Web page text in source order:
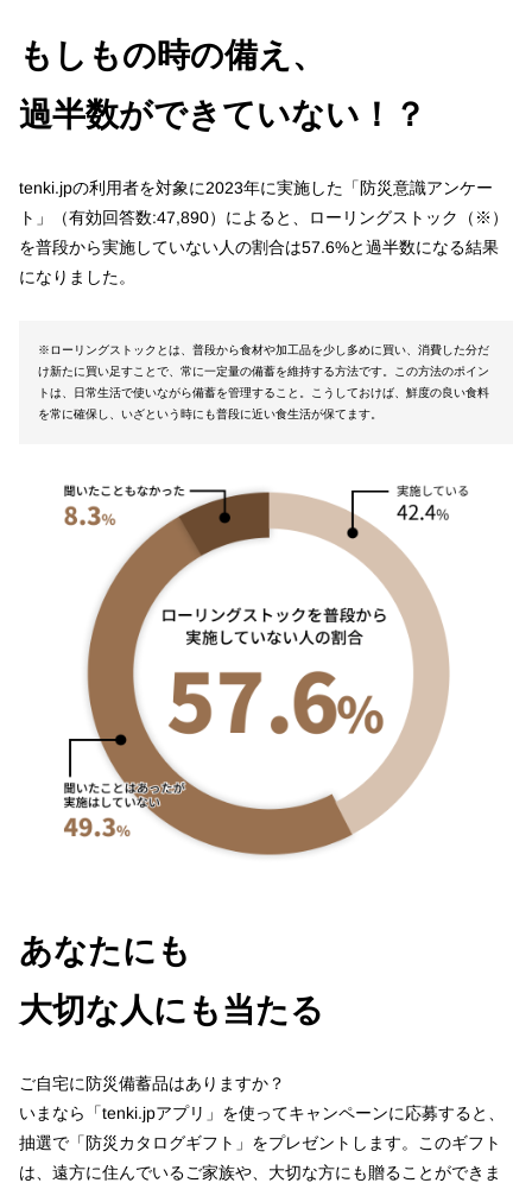
もしもの時の備え、
過半数ができていない！？
tenki.jpの利用者を対象に2023年に実施した「防災意識アンケー
ト」（有効回答数:47,890）によると、ローリングストック（※）
を普段から実施していない人の割合は57.6%と過半数になる結果
になりました。
※ローリングストックとは、普段から食材や加工品を少し多めに買い、消費した分だ
け新たに買い足すことで、常に一定量の備蓄を維持する方法です。この方法のポイン
トは、日常生活で使いながら備蓄を管理すること。こうしておけば、鮮度の良い食料
を常に確保し、いざという時にも普段に近い食生活が保てます。
あなたにも
大切な人にも当たる
ご自宅に防災備蓄品はありますか？
いまなら「tenki.jpアプリ」を使ってキャンペーンに応募すると、
抽選で「防災カタログギフト」をプレゼントします。このギフト
は、遠方に住んでいるご家族や、大切な方にも贈ることができま